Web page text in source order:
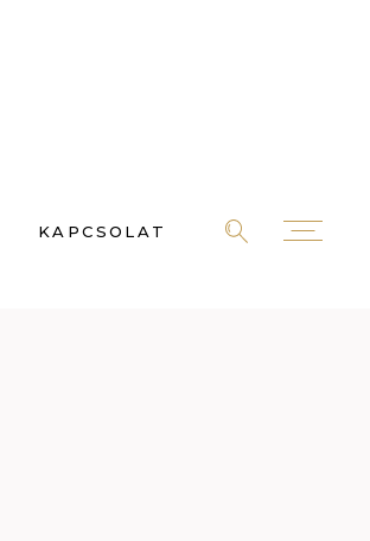
KAPCSOLAT